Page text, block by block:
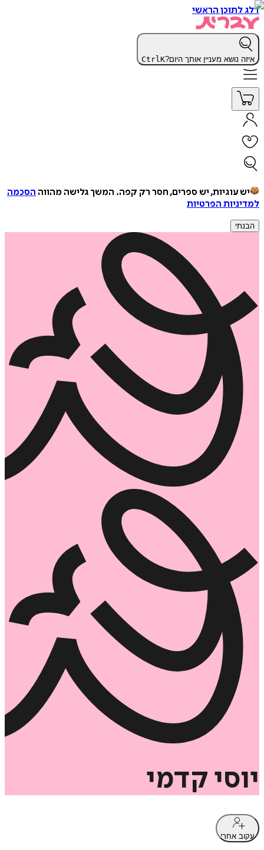
דלג לתוכן הראשי
איזה נושא מעניין אותך היום? CtrlK
יש עוגיות, יש ספרים, חסר רק קפה. המשך גלישה מהווה הסכמה
למדיניות הפרטיות
הבנתי
יוסי קדמי
עקוב אחרי